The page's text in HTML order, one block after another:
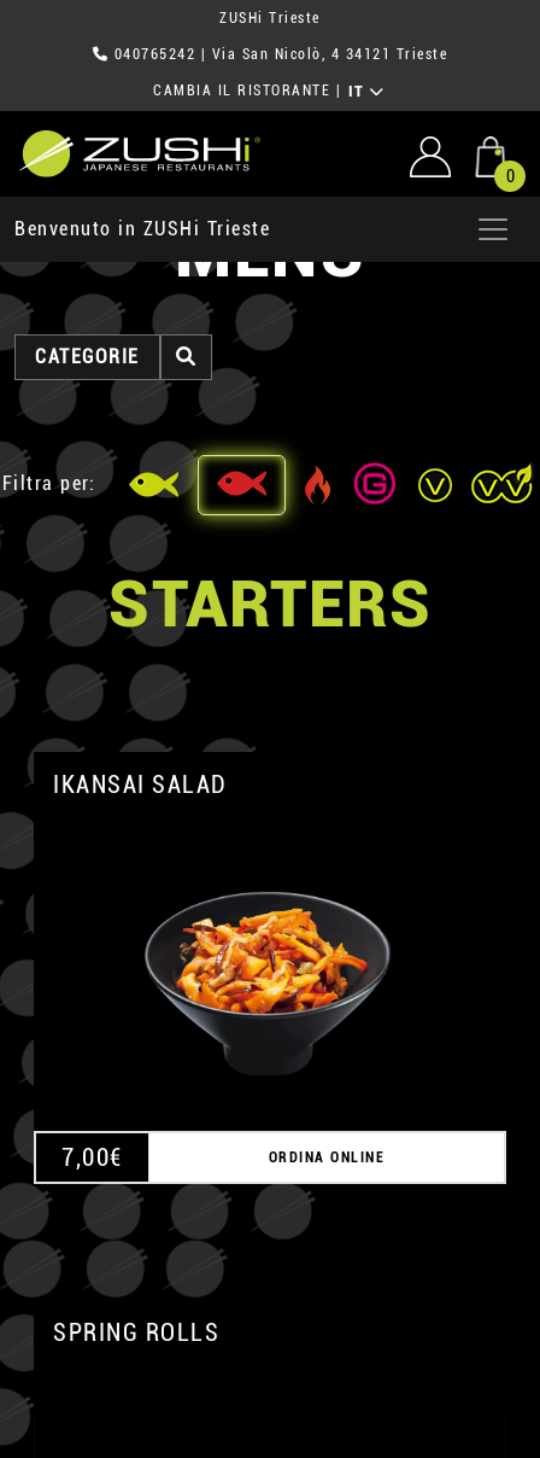
ZUSHi Trieste
040765242 | Via San Nicolò, 4 34121 Trieste
CAMBIA IL RISTORANTE IT
0
Benvenuto in ZUSHi TriesteMENU
CATEGORIE
Filtra per:
STARTERS
IKANSAI SALAD
7,00€ ORDINA ONLINE
SPRING ROLLS